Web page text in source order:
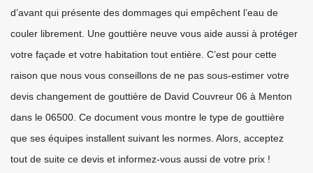
d’avant qui présente des dommages qui empêchent l’eau de
couler librement. Une gouttière neuve vous aide aussi à protéger
votre façade et votre habitation tout entière. C’est pour cette
raison que nous vous conseillons de ne pas sous-estimer votre
devis changement de gouttière de David Couvreur 06 à Menton
dans le 06500. Ce document vous montre le type de gouttière
que ses équipes installent suivant les normes. Alors, acceptez
tout de suite ce devis et informez-vous aussi de votre prix !